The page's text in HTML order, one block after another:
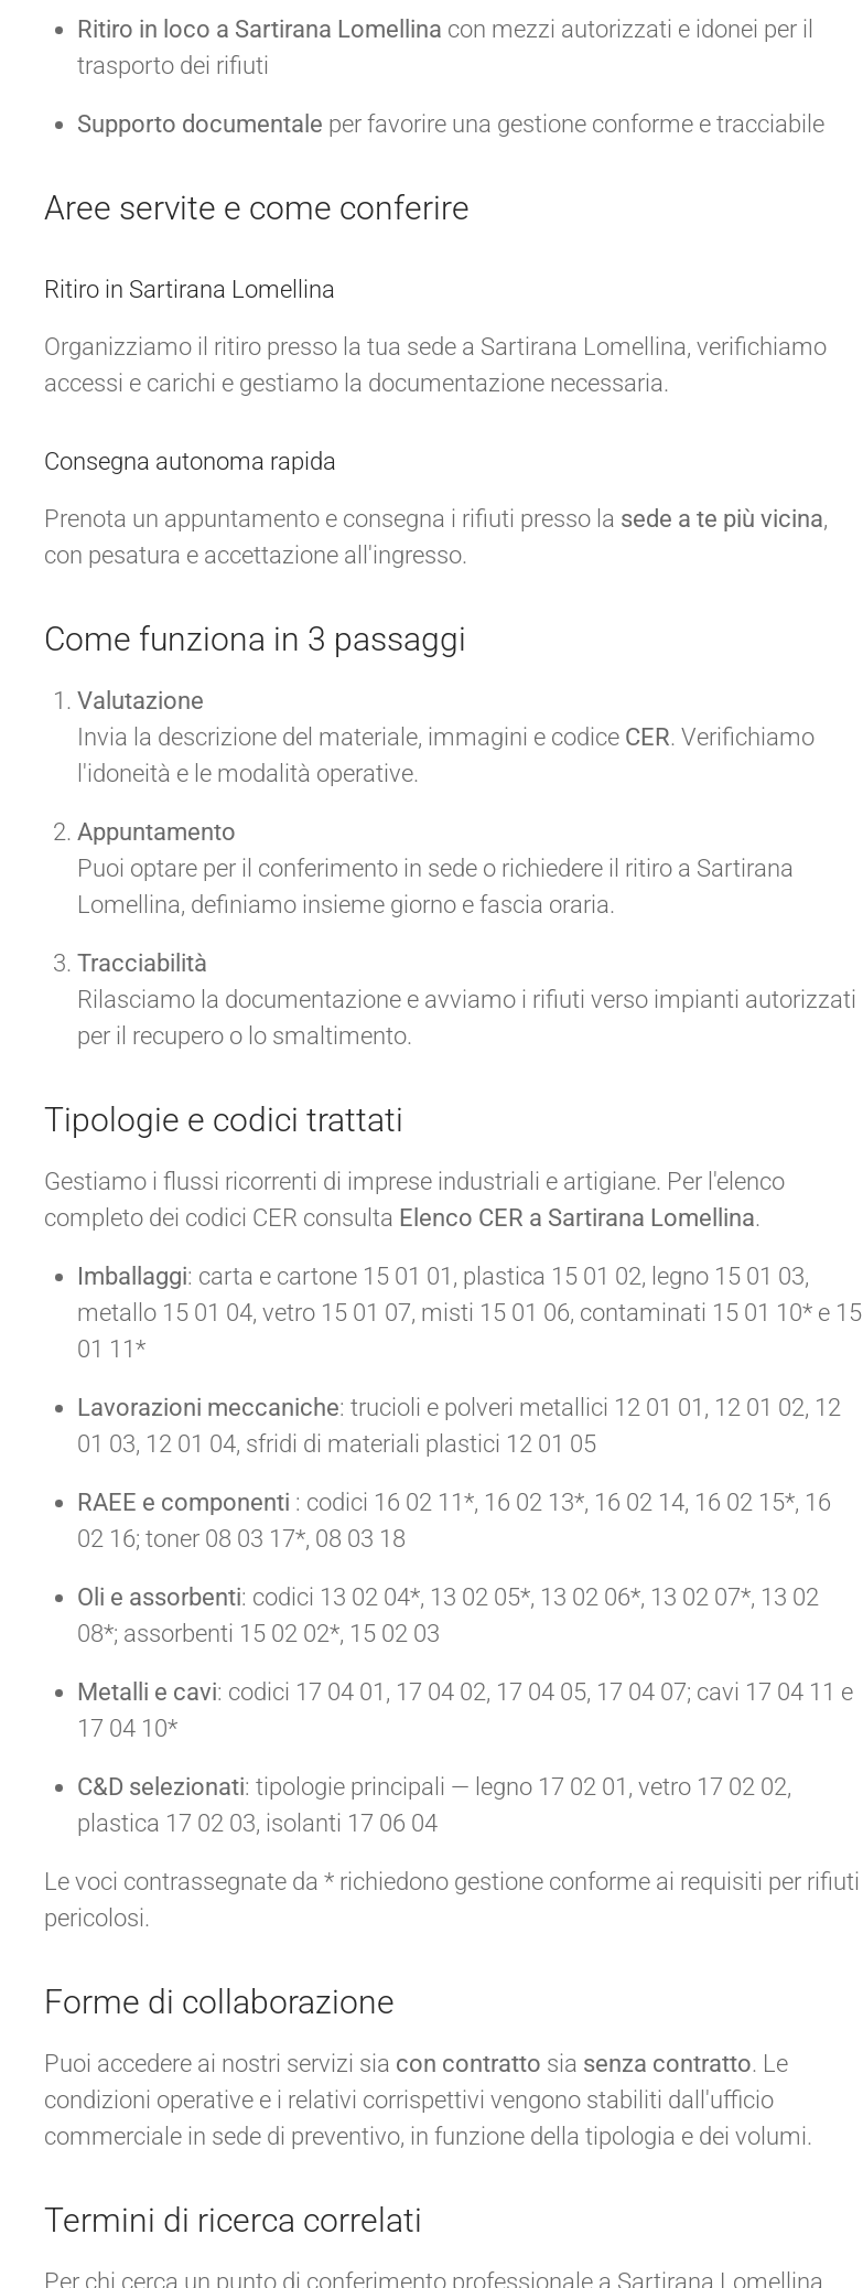
Ritiro in loco a Sartirana Lomellina con mezzi autorizzati e idonei per il
trasporto dei rifiuti
Supporto documentale per favorire una gestione conforme e tracciabile
Aree servite e come conferire
Ritiro in Sartirana Lomellina
Organizziamo il ritiro presso la tua sede a Sartirana Lomellina, verifichiamo
accessi e carichi e gestiamo la documentazione necessaria.
Consegna autonoma rapida
Prenota un appuntamento e consegna i rifiuti presso la sede a te più vicina,
con pesatura e accettazione all'ingresso.
Come funziona in 3 passaggi
Valutazione
Invia la descrizione del materiale, immagini e codice CER. Verifichiamo
l'idoneità e le modalità operative.
Appuntamento
Puoi optare per il conferimento in sede o richiedere il ritiro a Sartirana
Lomellina, definiamo insieme giorno e fascia oraria.
Tracciabilità
Rilasciamo la documentazione e avviamo i rifiuti verso impianti autorizzati
per il recupero o lo smaltimento.
Tipologie e codici trattati
Gestiamo i flussi ricorrenti di imprese industriali e artigiane. Per l'elenco
completo dei codici CER consulta Elenco CER a Sartirana Lomellina.
Imballaggi: carta e cartone 15 01 01, plastica 15 01 02, legno 15 01 03,
metallo 15 01 04, vetro 15 01 07, misti 15 01 06, contaminati 15 01 10* e 15
01 11*
Lavorazioni meccaniche: trucioli e polveri metallici 12 01 01, 12 01 02, 12
01 03, 12 01 04, sfridi di materiali plastici 12 01 05
RAEE e componenti : codici 16 02 11*, 16 02 13*, 16 02 14, 16 02 15*, 16
02 16; toner 08 03 17*, 08 03 18
Oli e assorbenti: codici 13 02 04*, 13 02 05*, 13 02 06*, 13 02 07*, 13 02
08*; assorbenti 15 02 02*, 15 02 03
Metalli e cavi: codici 17 04 01, 17 04 02, 17 04 05, 17 04 07; cavi 17 04 11 e
17 04 10*
C&D selezionati: tipologie principali — legno 17 02 01, vetro 17 02 02,
plastica 17 02 03, isolanti 17 06 04
Le voci contrassegnate da * richiedono gestione conforme ai requisiti per rifiuti
pericolosi.
Forme di collaborazione
Puoi accedere ai nostri servizi sia con contratto sia senza contratto. Le
condizioni operative e i relativi corrispettivi vengono stabiliti dall'ufficio
commerciale in sede di preventivo, in funzione della tipologia e dei volumi.
Termini di ricerca correlati
Per chi cerca un punto di conferimento professionale a Sartirana Lomellina,